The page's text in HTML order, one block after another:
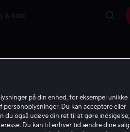
& køb
på din enhed, for eksempel unikke
Du kan acceptere eller
du også udøve din ret til at gøre indsigelse,
Du kan til enhver tid ændre dine valg